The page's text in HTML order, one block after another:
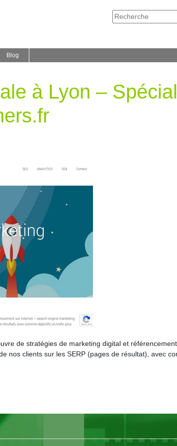
Blog
à Lyon –
de stratégies de marketing digital et
nos clients sur les SERP (pages de résultat), avec